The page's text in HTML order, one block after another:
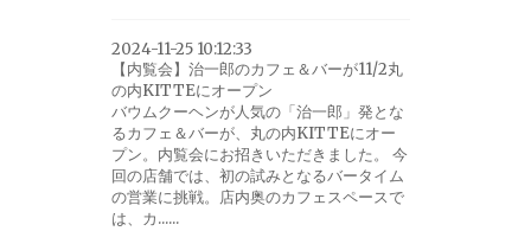
2024-11-25 10:12:33
【内覧会】治一郎のカフェ＆バーが11/2丸
の内KITTEにオープン
バウムクーヘンが人気の「治一郎」発とな
るカフェ＆バーが、丸の内KITTEにオー
プン。内覧会にお招きいただきました。 今
回の店舗では、初の試みとなるバータイム
の営業に挑戦。店内奥のカフェスペースで
は、カ......